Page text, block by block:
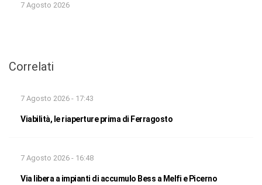
7 Agosto 2026
Correlati
7 Agosto 2026 - 17:43
Viabilità, le riaperture prima di Ferragosto
7 Agosto 2026 - 16:48
Via libera a impianti di accumulo Bess a Melfi e Picerno